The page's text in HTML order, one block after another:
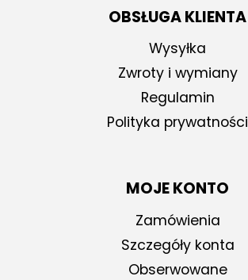
OBSŁUGA KLIENTA
Wysyłka
Zwroty i wymiany
Regulamin
Polityka prywatności
MOJE KONTO
Zamówienia
Szczegóły konta
Obserwowane